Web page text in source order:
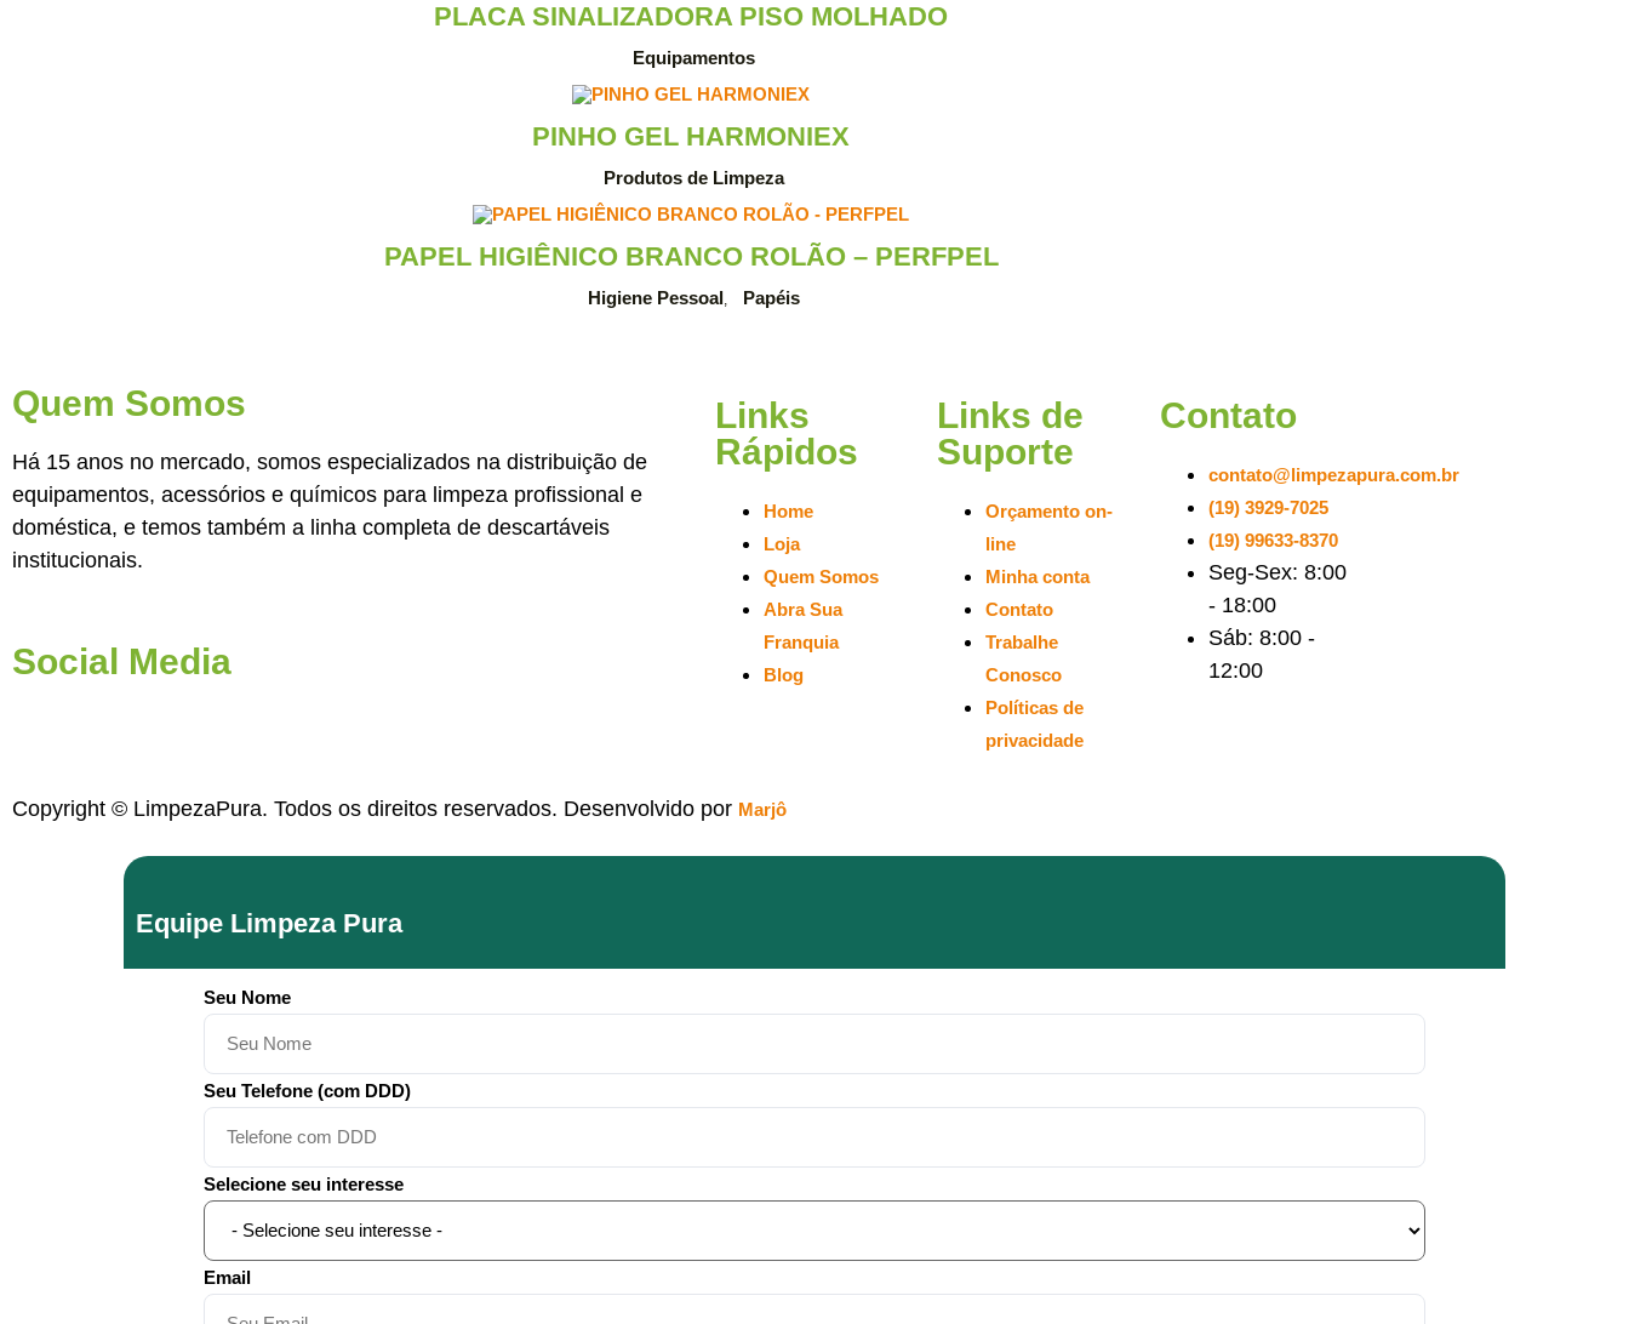
PLACA SINALIZADORA PISO MOLHADO
Equipamentos
PINHO GEL HARMONIEX
Produtos de Limpeza
PAPEL HIGIÊNICO BRANCO ROLÃO – PERFPEL
Higiene Pessoal, Papéis
Quem Somos
Há 15 anos no mercado, somos especializados na distribuição de
equipamentos, acessórios e químicos para limpeza profissional e
doméstica, e temos também a linha completa de descartáveis
institucionais.
Social Media
Links
Rápidos
Home
Loja
Quem Somos
Abra Sua
Franquia
Blog
Links de
Suporte
Orçamento on-
line
Minha conta
Contato
Trabalhe
Conosco
Políticas de
privacidade
Contato
contato@limpezapura.com.br
(19) 3929-7025
(19) 99633-8370
Seg-Sex: 8:00
- 18:00
Sáb: 8:00 -
12:00
Copyright © LimpezaPura. Todos os direitos reservados. Desenvolvido por Marjô
Equipe Limpeza Pura
Seu Nome
Seu Telefone (com DDD)
Selecione seu interesse
Email